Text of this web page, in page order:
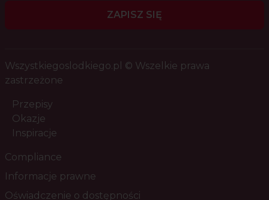
ZAPISZ SIĘ
Wszystkiegoslodkiego.pl © Wszelkie prawa
zastrzeżone
Przepisy
Okazje
Inspiracje
Compliance
Informacje prawne
Oświadczenie o dostępności